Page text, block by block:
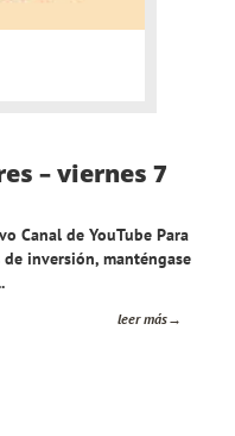
– viernes 7
Canal de YouTube Para
inversión, manténgase
leer más